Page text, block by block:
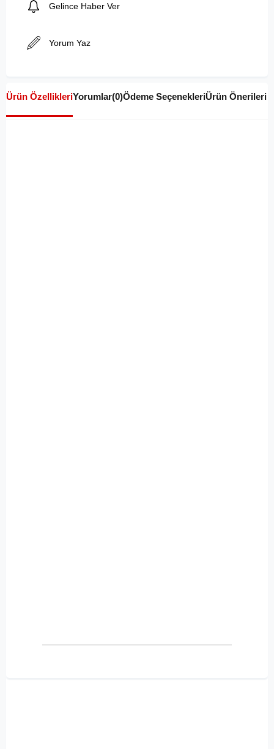
Gelince Haber Ver
Yorum Yaz
Ürün ÖzellikleriYorumlar(0)Ödeme SeçenekleriÜrün Önerileri